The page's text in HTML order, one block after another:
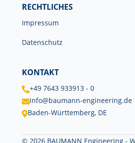
RECHTLICHES
Impressum
Datenschutz
KONTAKT
+49 7643 933913 - 0
info@baumann-engineering.de
Baden-Württemberg, DE
© 2026 BAUMANN Engineering -